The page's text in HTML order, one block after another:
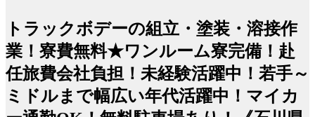
トラックボデーの組立・塗装・溶接作
業！寮費無料★ワンルーム寮完備！赴
任旅費会社負担！未経験活躍中！若手～
ミドルまで幅広い年代活躍中！マイカ